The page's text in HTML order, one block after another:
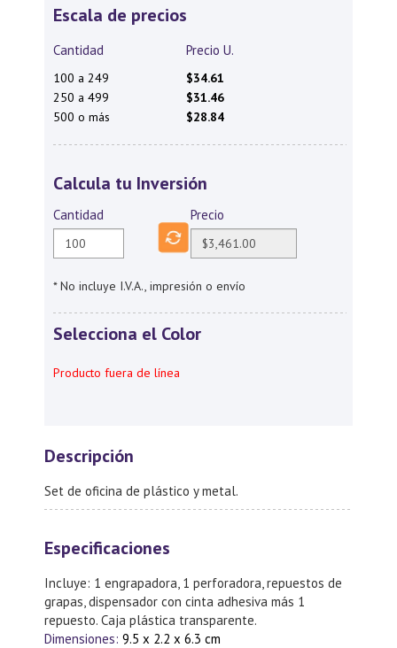
Escala de precios
Cantidad Precio U.
100 a 249
$34.61
250 a 499
$31.46
500 o más
$28.84
Calcula tu Inversión
Cantidad Precio
* No incluye I.V.A., impresión o envío
Selecciona el Color
Producto fuera de línea
Descripción
Set de oficina de plástico y metal.
Especificaciones
Incluye: 1 engrapadora, 1 perforadora, repuestos de
grapas, dispensador con cinta adhesiva más 1
repuesto. Caja plástica transparente.
Dimensiones: 9.5 x 2.2 x 6.3 cm